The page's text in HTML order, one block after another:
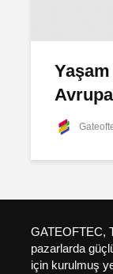
GATEOFTEC,
pazarlarda
için kurulmuş